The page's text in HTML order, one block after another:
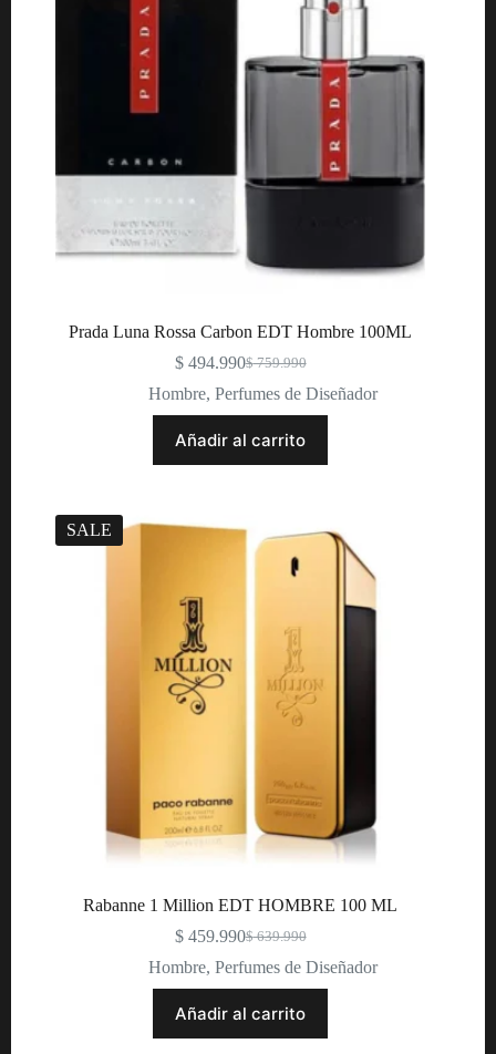
Prada Luna Rossa Carbon EDT Hombre 100ML
$759.990
Original
price
was:
$ 759.990.
$494.990Current
price
is:
$ 494.990.
Hombre, Perfumes de Diseñador
Añadir al carrito
SALE
Rabanne 1 Million EDT HOMBRE 100 ML
$639.990
Original
price
was:
$ 639.990.
$459.990Current
price
is:
$ 459.990.
Hombre, Perfumes de Diseñador
Añadir al carrito